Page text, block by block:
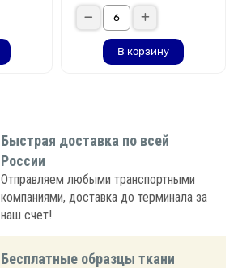
В корзину
Быстрая доставка по всей
России
Отправляем любыми транспортными
компаниями, доставка до терминала за
наш счет!
Бесплатные образцы ткани